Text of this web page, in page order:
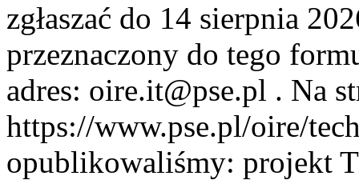
zgłaszać do 14 sierpnia
przeznaczony do tego
adres: oire.it@pse.pl . Na
https://www.pse.pl/oire/
opublikowaliśmy: projekt